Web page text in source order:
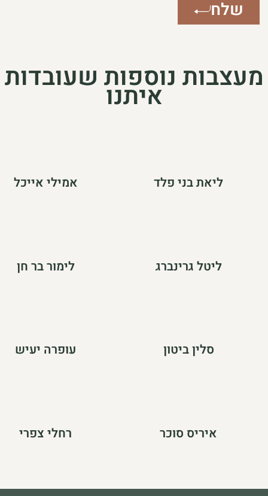
שלח
מעצבות נוספות שעובדות
איתנו
ליאת בני פלד אמילי אייכל
ליטל גרינברג לימור בר חן
סלין ביטון עופרה יעיש
איריס סוכר רחלי צפרי